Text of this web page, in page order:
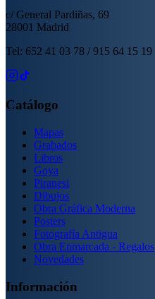
c/ General Pardiñas, 69
28001 Madrid
Tel: 652 41 03 78 / 915 64 15 19
Catálogo
Mapas
Grabados
Libros
Goya
Piranesi
Dibujos
Obra Gráfica Moderna
Posters
Fotografía Antigua
Obra Enmarcada - Regalos
Novedades
Información